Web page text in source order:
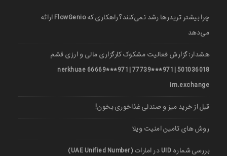
چرا بیشتر تریدرها رشد نمی‌کنند؟ راهکاری که FlowGenio ارائه
می‌دهد
هشدار: گزارش فعالیت مشکوک کارگزاری مالی و ارزی قشم
501036018 | 971***77739 | 971***66669 nerkhuae
irn.exchange
قبل از خرید میز و صندلی غذاخوری بخون!
روش های تامین امنیت ویلا
بررسی شماره UID در امارات (UAE Unified Number)